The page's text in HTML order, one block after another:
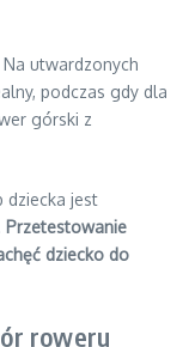
utwardzonych
podczas gdy dla
górski z
dziecka jest
Przetestowanie
dziecko do
roweru